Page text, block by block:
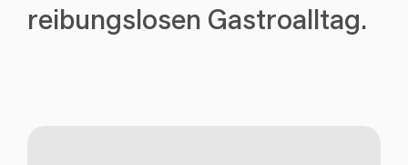
reibungslosen Gastroalltag.